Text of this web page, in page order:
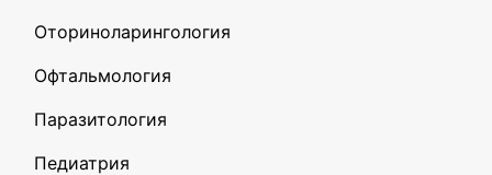
Оториноларингология
Офтальмология
Паразитология
Педиатрия